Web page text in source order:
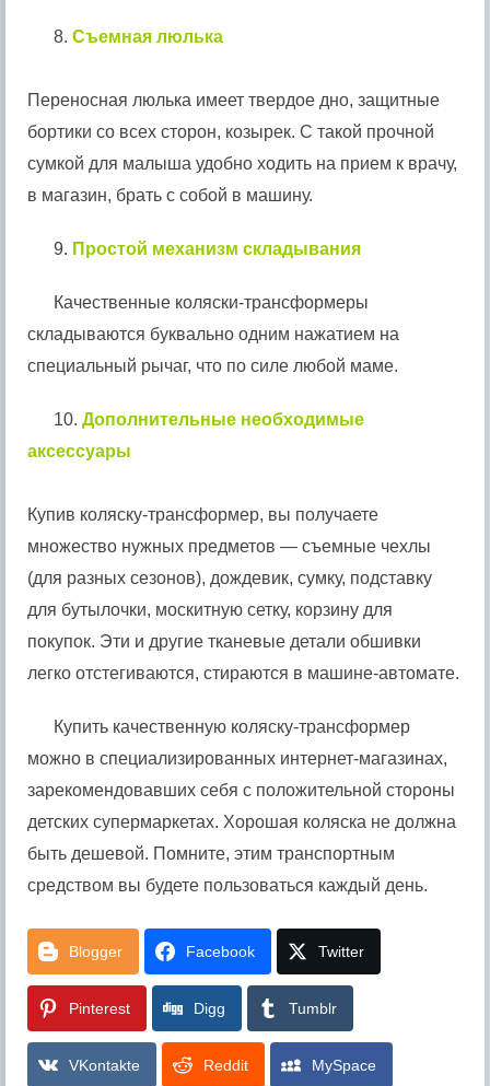
8. Съемная люлька
Переносная люлька имеет твердое дно, защитные
бортики со всех сторон, козырек. С такой прочной
сумкой для малыша удобно ходить на прием к врачу,
в магазин, брать с собой в машину.
9. Простой механизм складывания
Качественные коляски-трансформеры
складываются буквально одним нажатием на
специальный рычаг, что по силе любой маме.
10. Дополнительные необходимые
аксессуары
Купив коляску-трансформер, вы получаете
множество нужных предметов — съемные чехлы
(для разных сезонов), дождевик, сумку, подставку
для бутылочки, москитную сетку, корзину для
покупок. Эти и другие тканевые детали обшивки
легко отстегиваются, стираются в машине-автомате.
Купить качественную коляску-трансформер
можно в специализированных интернет-магазинах,
зарекомендовавших себя с положительной стороны
детских супермаркетах. Хорошая коляска не должна
быть дешевой. Помните, этим транспортным
средством вы будете пользоваться каждый день.
Blogger Facebook Twitter
Pinterest Digg Tumblr
VKontakte Reddit MySpace